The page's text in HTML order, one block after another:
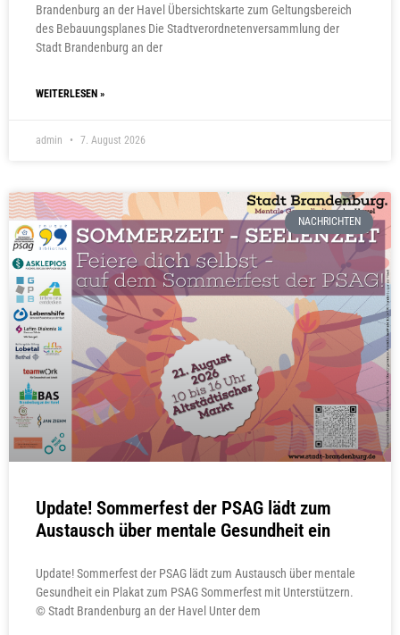
Brandenburg an der Havel Übersichtskarte zum Geltungsbereich
des Bebauungsplanes Die Stadtverordnetenversammlung der
Stadt Brandenburg an der
WEITERLESEN »
admin 7. August 2026
NACHRICHTEN
Update! Sommerfest der PSAG lädt zum
Austausch über mentale Gesundheit ein
Update! Sommerfest der PSAG lädt zum Austausch über mentale
Gesundheit ein Plakat zum PSAG Sommerfest mit Unterstützern.
© Stadt Brandenburg an der Havel Unter dem